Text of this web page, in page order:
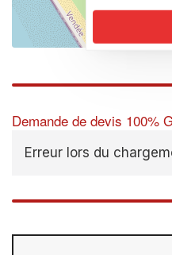
Leaflet| Map
Demande de devis 100%
Erreur lors du